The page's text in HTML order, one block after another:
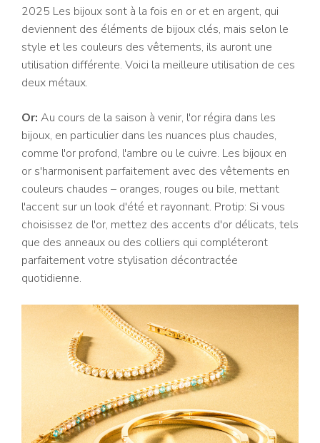
2025 Les bijoux sont à la fois en or et en argent, qui
deviennent des éléments de bijoux clés, mais selon le
style et les couleurs des vêtements, ils auront une
utilisation différente. Voici la meilleure utilisation de ces
deux métaux.
Or: Au cours de la saison à venir, l'or régira dans les
bijoux, en particulier dans les nuances plus chaudes,
comme l'or profond, l'ambre ou le cuivre. Les bijoux en
or s'harmonisent parfaitement avec des vêtements en
couleurs chaudes – oranges, rouges ou bile, mettant
l'accent sur un look d'été et rayonnant. Protip: Si vous
choisissez de l'or, mettez des accents d'or délicats, tels
que des anneaux ou des colliers qui compléteront
parfaitement votre stylisation décontractée
quotidienne.